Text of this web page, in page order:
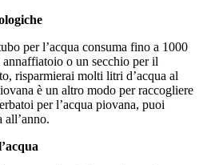
per l’acqua consuma fino a 1000
o un secchio per il
risparmierai molti litri d’acqua al
è un altro modo per raccogliere
per l’acqua piovana, puoi
all’anno.